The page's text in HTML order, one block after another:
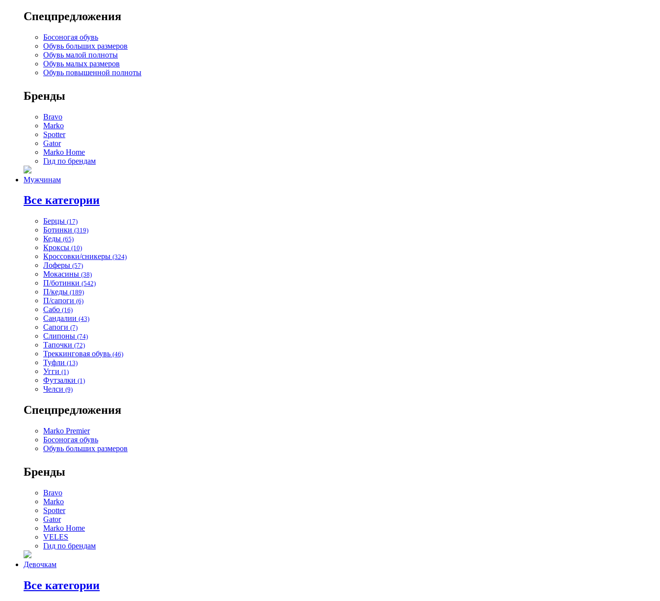
Спецпредложения
Босоногая обувь
Обувь больших размеров
Обувь малой полноты
Обувь малых размеров
Обувь повышенной полноты
Бренды
Bravo
Marko
Spotter
Gator
Marko Home
Гид по брендам
Мужчинам
Все категории
Берцы (17)
Ботинки (319)
Кеды (65)
Кроксы (10)
Кроссовки/сникеры (324)
Лоферы (57)
Мокасины (38)
П/ботинки (542)
П/кеды (189)
П/сапоги (6)
Сабо (16)
Сандалии (43)
Сапоги (7)
Слипоны (74)
Тапочки (72)
Треккинговая обувь (46)
Туфли (13)
Угги (1)
Футзалки (1)
Челси (9)
Спецпредложения
Marko Premier
Босоногая обувь
Обувь больших размеров
Бренды
Bravo
Marko
Spotter
Gator
Marko Home
VELES
Гид по брендам
Девочкам
Все категории